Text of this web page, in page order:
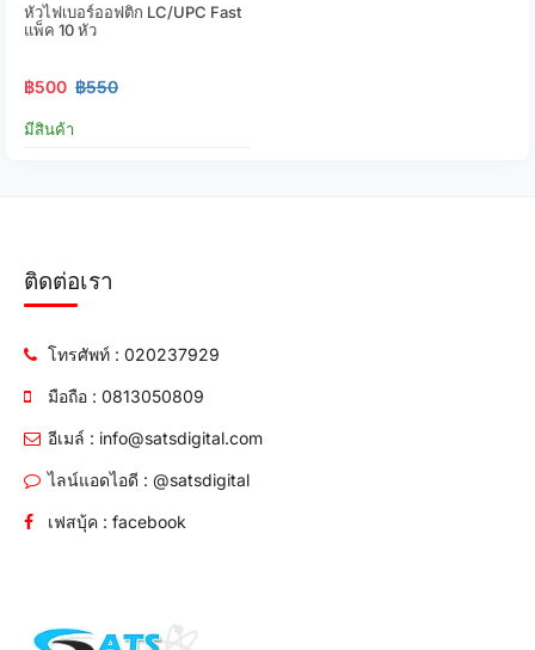
หัวไฟเบอร์ออฟติก LC/UPC Fast
แพ็ค 10 หัว
฿500 ฿550
มีสินค้า
ติดต่อเรา
โทรศัพท์ : 020237929
มือถือ : 0813050809
อีเมล์ : info@satsdigital.com
ไลน์แอดไอดี : @satsdigital
เฟสบุ้ค : facebook